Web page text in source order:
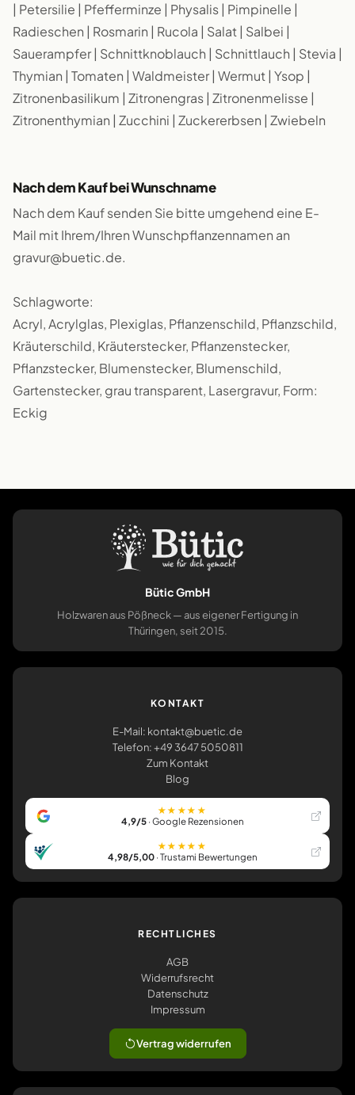
| Petersilie | Pfefferminze | Physalis | Pimpinelle |
Radieschen | Rosmarin | Rucola | Salat | Salbei |
Sauerampfer | Schnittknoblauch | Schnittlauch | Stevia |
Thymian | Tomaten | Waldmeister | Wermut | Ysop |
Zitronenbasilikum | Zitronengras | Zitronenmelisse |
Zitronenthymian | Zucchini | Zuckererbsen | Zwiebeln
Nach dem Kauf bei Wunschname
Nach dem Kauf senden Sie bitte umgehend eine E-
Mail mit Ihrem/Ihren Wunschpflanzennamen an
gravur@buetic.de.
Schlagworte:
Acryl, Acrylglas, Plexiglas, Pflanzenschild, Pflanzschild,
Kräuterschild, Kräuterstecker, Pflanzenstecker,
Pflanzstecker, Blumenstecker, Blumenschild,
Gartenstecker, grau transparent, Lasergravur, Form:
Eckig
Bütic GmbH
Holzwaren aus Pößneck — aus eigener Fertigung in
Thüringen, seit 2015.
KONTAKT
E-Mail: kontakt@buetic.de
Telefon: +49 3647 5050811
Zum Kontakt
Blog
★★★★★
4,9/5· Google Rezensionen
★★★★★
4,98/5,00· Trustami Bewertungen
RECHTLICHES
AGB
Widerrufsrecht
Datenschutz
Impressum
Vertrag widerrufen